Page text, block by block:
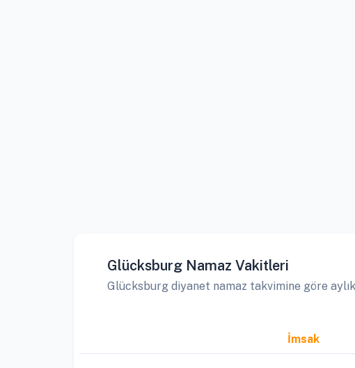
Glücksburg Namaz Vakitleri
Glücksburg diyanet namaz takvimine göre
İmsak